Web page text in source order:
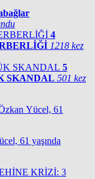
4
1218 kez
5
SKANDAL 501 kez
61 yaşında